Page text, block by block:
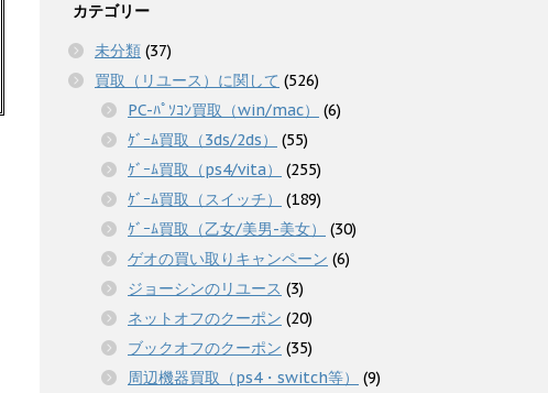
カテゴリー
未分類 (37)
買取（リユース）に関して (526)
PC-ﾊﾟｿｺﾝ買取（win/mac）
(6)
ｹﾞｰﾑ買取（3ds/2ds）
(55)
ｹﾞｰﾑ買取（ps4/vita）
(255)
ｹﾞｰﾑ買取（スイッチ）
(189)
ｹﾞｰﾑ買取（乙女/美男-美女）
(30)
ゲオの買い取りキャンペーン (6)
ジョーシンのリユース (3)
ネットオフのクーポン (20)
ブックオフのクーポン (35)
周辺機器買取（ps4・switch等）
(9)